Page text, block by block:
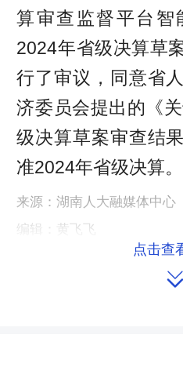
算审查监督平台智
2024年省级决算草
行了审议，同意省
济委员会提出的《
级决算草案审查结
准2024年省级决算。
来源：湖南人大融媒体中心
编辑：黄飞飞
点击查
